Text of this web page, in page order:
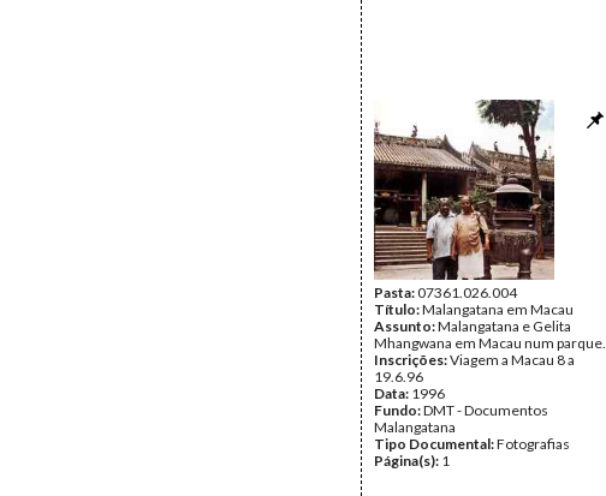
Pasta:07361.026.004
Título:Malangatana em Macau
Assunto:Malangatana e Gelita
Mhangwana em Macau num parque.
Inscrições:Viagem a Macau 8 a
19.6.96
Data: 1996
Fundo:DMT - Documentos
Malangatana
Tipo Documental:Fotografias
Página(s): 1